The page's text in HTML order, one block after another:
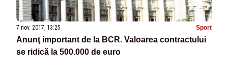
7 nov. 2017, 13:25 Sport
Anunţ important de la BCR. Valoarea contractului
se ridică la 500.000 de euro